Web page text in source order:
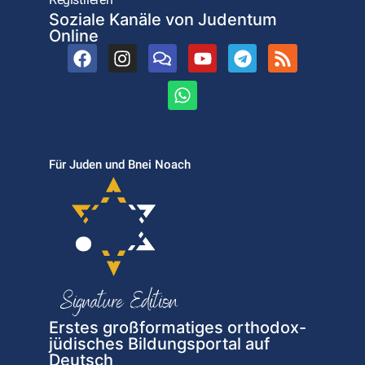
Soziale Kanäle von Judentum
Online
Für Juden und Bnei Noach
Erstes großformatiges orthodox-
jüdisches Bildungsportal auf
Deutsch